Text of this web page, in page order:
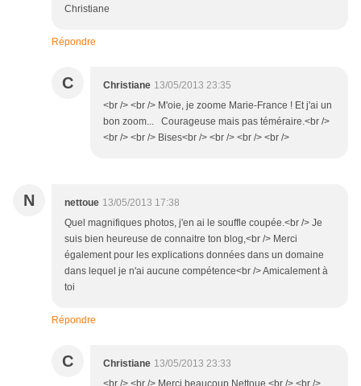
Christiane
Répondre
C Christiane 13/05/2013 23:35
<br /> <br /> M'oie, je zoome Marie-France ! Et j'ai un
bon zoom... Courageuse mais pas téméraire.<br />
<br /> <br /> Bises<br /> <br /> <br /> <br />
N nettoue 13/05/2013 17:38
Quel magnifiques photos, j'en ai le souffle coupée.<br /> Je
suis bien heureuse de connaitre ton blog,<br /> Merci
également pour les explications données dans un domaine
dans lequel je n'ai aucune compétence<br /> Amicalement à
toi
Répondre
C Christiane 13/05/2013 23:33
<br /> <br /> Merci beaucoup Nettoue.<br /> <br />